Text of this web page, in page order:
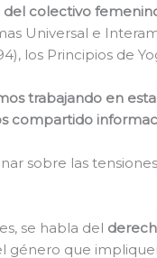
colectivo
Universal e
los Principios de
trabajando en
compartido
sobre las
se habla del
género que